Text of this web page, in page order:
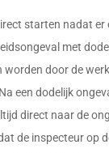
starten nadat er
met
worden door de
een dodelijk
direct naar de
de inspecteur op